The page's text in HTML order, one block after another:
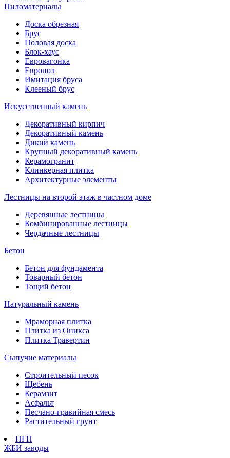
Пиломатериалы
Доска обрезная
Брус
Половая доска
Блок-хаус
Евровагонка
Европол
Имитация бруса
Клееный брус
Искусственный камень
Декоративный кирпич
Декоративный камень
Дикий камень
Крупный декоративный камень
Керамогранит
Клинкерная плитка
Архитектурные элементы
Лестницы на второй этаж в частном доме
Деревянные лестницы
Комбинированные лестницы
Чердачные лестницы
Бетон
Бетон для фундамента
Товарный бетон
Тощий бетон
Натуральный камень
Мраморная плитка
Плитка из Оникса
Плитка Травертин
Сыпучие материалы
Строительный песок
Щебень
Керамзит
Асфальт
Песчано-гравийная смесь
Растительный грунт
ПГП
ЖБИ заводы